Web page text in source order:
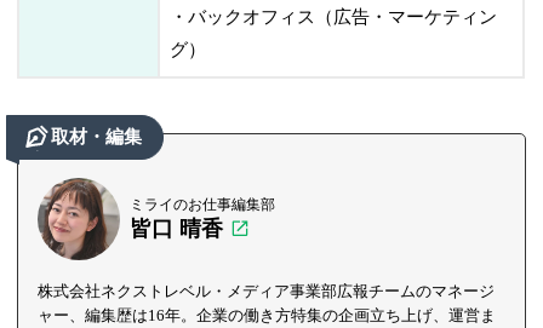
・バックオフィス（広告・マーケティン
グ）
取材・編集
ミライのお仕事編集部
皆口 晴香
株式会社ネクストレベル・メディア事業部広報チームのマネージ
ャー、編集歴は16年。企業の働き方特集の企画立ち上げ、運営ま